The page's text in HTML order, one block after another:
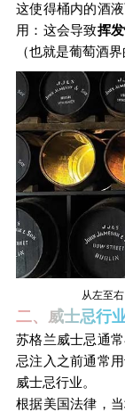
这使得桶内的酒
用：这会导致挥
（也就是葡萄酒
从左至
二、威士忌行
苏格兰威士忌通
忌注入之前通常
威士忌行业。
根据美国法律，